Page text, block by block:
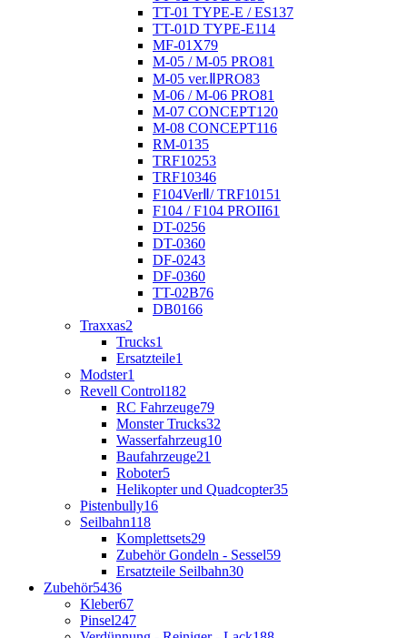
TT-01 TYPE-E / ES137
TT-01D TYPE-E114
MF-01X79
M-05 / M-05 PRO81
M-05 ver.ⅡPRO83
M-06 / M-06 PRO81
M-07 CONCEPT120
M-08 CONCEPT116
RM-0135
TRF10253
TRF10346
F104VerⅡ/ TRF101 51
F104 / F104 PROII61
DT-0256
DT-0360
DF-0243
DF-0360
TT-02B76
DB0166
Traxxas2
Trucks1
Ersatzteile1
Modster1
Revell Control182
RC Fahrzeuge79
Monster Trucks32
Wasserfahrzeug10
Baufahrzeuge21
Roboter5
Helikopter und Quadcopter35
Pistenbully16
Seilbahn118
Komplettsets29
Zubehör Gondeln - Sessel59
Ersatzteile Seilbahn30
Zubehör5436
Kleber67
Pinsel247